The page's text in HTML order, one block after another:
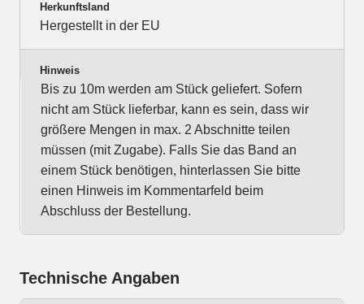
Herkunftsland
Hergestellt in der EU
Hinweis
Bis zu 10m werden am Stück geliefert. Sofern
nicht am Stück lieferbar, kann es sein, dass wir
größere Mengen in max. 2 Abschnitte teilen
müssen (mit Zugabe). Falls Sie das Band an
einem Stück benötigen, hinterlassen Sie bitte
einen Hinweis im Kommentarfeld beim
Abschluss der Bestellung.
Technische Angaben